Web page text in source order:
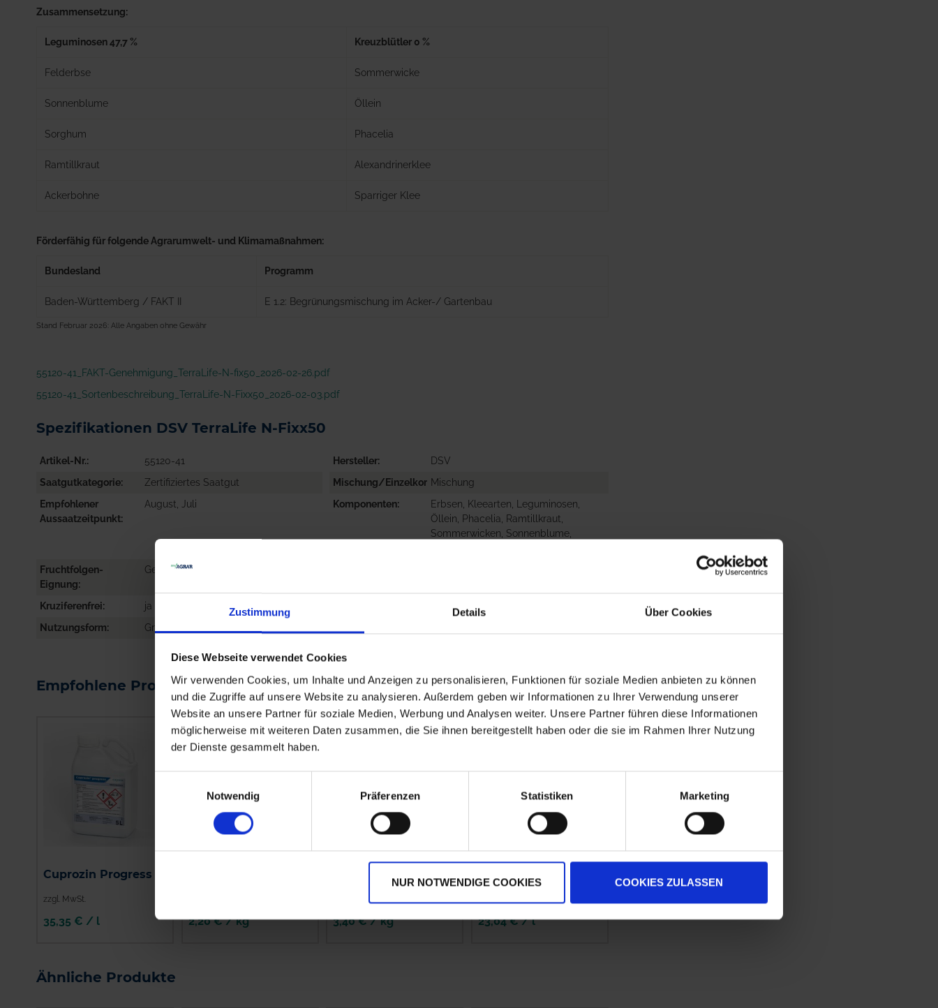
Zustimmung Details Über Cookies
Diese Webseite verwendet Cookies
Wir verwenden Cookies, um Inhalte und Anzeigen zu personalisieren, Funktionen für soziale Medien anbieten zu können
und die Zugriffe auf unsere Website zu analysieren. Außerdem geben wir Informationen zu Ihrer Verwendung unserer
Website an unsere Partner für soziale Medien, Werbung und Analysen weiter. Unsere Partner führen diese Informationen
möglicherweise mit weiteren Daten zusammen, die Sie ihnen bereitgestellt haben oder die sie im Rahmen Ihrer Nutzung
der Dienste gesammelt haben.
Notwendig
Präferenzen Statistiken Marketing
NUR NOTWENDIGE COOKIES COOKIES ZULASSEN
Zusammensetzung:
Leguminosen 47,7 % Kreuzblütler 0 %
Felderbse Sommerwicke
Sonnenblume Öllein
Sorghum Phacelia
Ramtillkraut Alexandrinerklee
Ackerbohne Sparriger Klee
Förderfähig für folgende Agrarumwelt- und Klimamaßnahmen:
Bundesland Programm
Baden-Württemberg / FAKT II E 1.2: Begrünungsmischung im Acker-/ Gartenbau
Stand Februar 2026: Alle Angaben ohne Gewähr
55120-41_FAKT-Genehmigung_TerraLife-N-fix50_2026-02-26.pdf
55120-41_Sortenbeschreibung_TerraLife-N-Fixx50_2026-02-03.pdf
Spezifikationen DSV TerraLife N-Fixx50
Artikel-Nr. 55120-41 Hersteller
DSV
Saatgutkategorie
Zertifiziertes Saatgut Mischung/Einzelkomponente
Mischung
Empfohlener
Aussaatzeitpunkt
August, Juli Komponenten
Erbsen, Kleearten, Leguminosen,
Öllein, Phacelia, Ramtillkraut,
Sommerwicken, Sonnenblume,
Fruchtfolgen-
Eignung
Getreide, Mais, Raps, Rüben
Kruziferenfrei ja
Nutzungsform
Gründüngung
Empfohlene Produkte
Cuprozin Progress
zzgl. MwSt.
35,35 € / l 2,20 € / kg
DSV TerraLife
MaisProTR50
zzgl. MwSt.
3,40 € / kg 23,04 € / l
Ähnliche Produkte